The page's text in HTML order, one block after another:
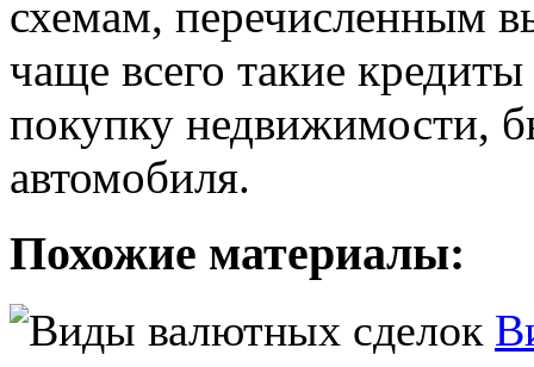
схемам, перечисленным
чаще всего такие
покупку недвижимости,
автомобиля.
Похожие материалы: